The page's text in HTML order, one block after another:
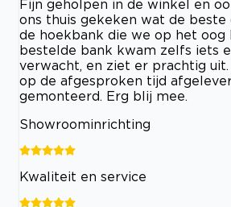
Fijn geholpen in de winkel en
ons thuis gekeken wat de
de hoekbank die we op het oog
bestelde bank kwam zelfs iets
verwacht, en ziet er prachtig
op de afgesproken tijd
gemonteerd. Erg blij mee.
Showroominrichting
Kwaliteit en service